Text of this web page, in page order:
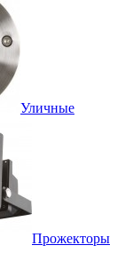
Уличные
Прожекторы